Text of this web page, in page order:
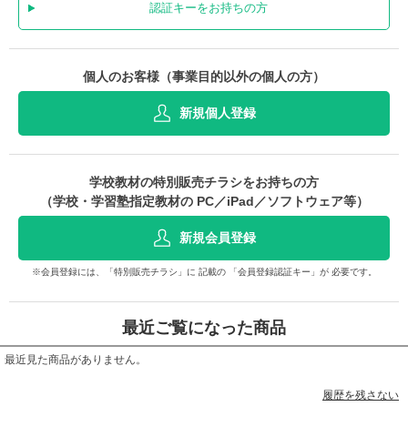
認証キーをお持ちの方
個人のお客様（事業目的以外の個人の方）
新規個人登録
学校教材の特別販売チラシをお持ちの方
（学校・学習塾指定教材の PC／iPad／ソフトウェア等）
新規会員登録
※会員登録には、「特別販売チラシ」に 記載の 「会員登録認証キー」が 必要です。
最近ご覧になった商品
最近見た商品がありません。
履歴を残さない